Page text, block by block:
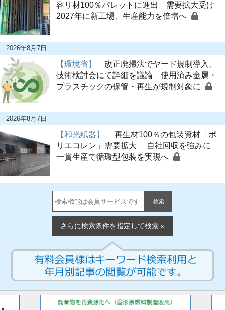
容リ材100％パレットに進出 需要拡大受け
2027年に新工場、生産能力を倍増へ
2026年8月7日
【環境省】
改正廃掃法でヤード規制導入、
技術検討会にて詳細を議論 使用済み金属・
プラスチックの保管・再生が規制対象に
2026年8月7日
【和光紙器】
再生材100％の包装資材「ポ
リエコレン」需要拡大 自社回収を強みに
一貫生産で循環型包装を実現へ
検索
さらに検索条件を指定して検索 »